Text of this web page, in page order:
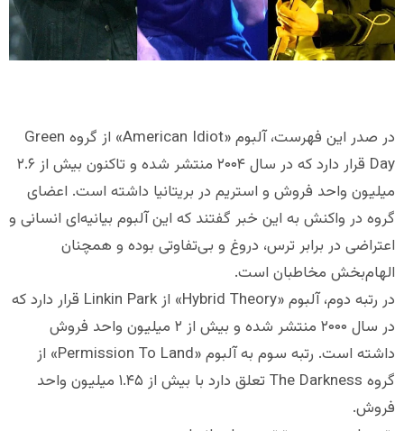
در صدر این فهرست، آلبوم «American Idiot» از گروه Green
Day قرار دارد که در سال ۲۰۰۴ منتشر شده و تاکنون بیش از ۲.۶
میلیون واحد فروش و استریم در بریتانیا داشته است. اعضای
گروه در واکنش به این خبر گفتند که این آلبوم بیانیه‌ای انسانی و
اعتراضی در برابر ترس، دروغ و بی‌تفاوتی بوده و همچنان
الهام‌بخش مخاطبان است.
در رتبه دوم، آلبوم «Hybrid Theory» از Linkin Park قرار دارد که
در سال ۲۰۰۰ منتشر شده و بیش از ۲ میلیون واحد فروش
داشته است. رتبه سوم به آلبوم «Permission To Land» از
گروه The Darkness تعلق دارد با بیش از ۱.۴۵ میلیون واحد
فروش.